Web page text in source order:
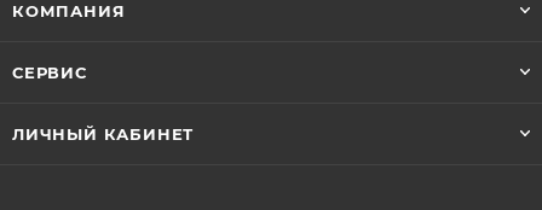
КОМПАНИЯ
СЕРВИС
ЛИЧНЫЙ КАБИНЕТ